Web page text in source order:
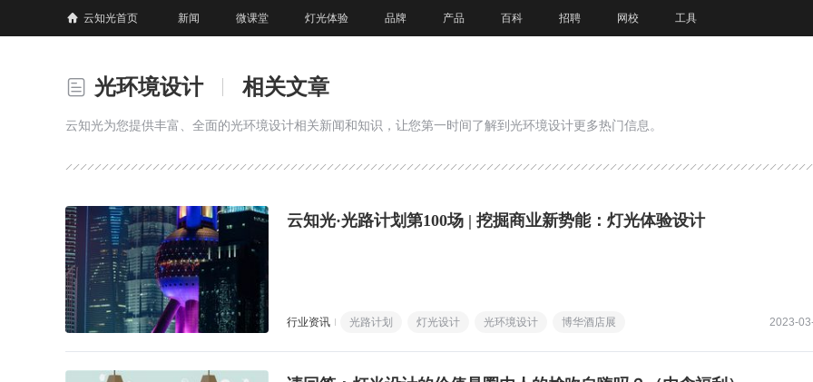
云知光首页 新闻 微课堂 灯光体验 品牌 产品 百科 招聘 网校 工具
光环境设计 相关文章
云知光为您提供丰富、全面的光环境设计相关新闻和知识，让您第一时间了解到光环境设计更多热门信息。
云知光·光路计划第100场 | 挖掘商业新势能：灯光体验设计
行业资讯 光路计划 灯光设计 光环境设计 博华酒店展 2023-